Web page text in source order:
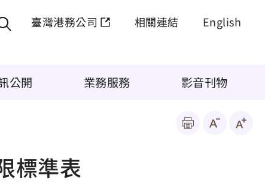
臺灣港務公司 相關連結 English
公開 業務服務 影音刊物
標準表